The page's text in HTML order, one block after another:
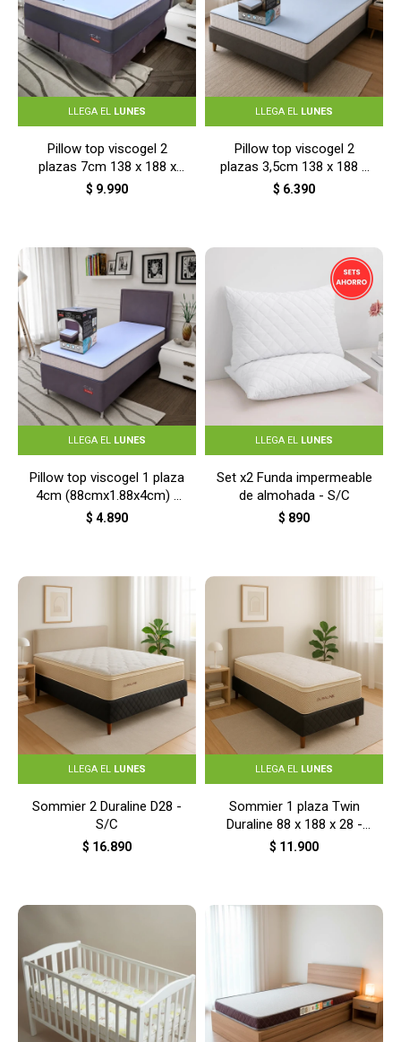
LLEGA EL LUNES
Pillow top viscogel 2
plazas 7cm 138 x 188 x
7cm - GRIS
$ 9.990
LLEGA EL LUNES
Pillow top viscogel 2
plazas 3,5cm 138 x 188 x
3,5cm - GRIS
$ 6.390
LLEGA EL LUNES
Pillow top viscogel 1 plaza
4cm (88cmx1.88x4cm) -
GRIS
$ 4.890
LLEGA EL LUNES
Set x2 Funda impermeable
de almohada - S/C
$ 890
LLEGA EL LUNES
Sommier 2 Duraline D28 -
S/C
$ 16.890
LLEGA EL LUNES
Sommier 1 plaza Twin
Duraline 88 x 188 x 28 -
S/C
$ 11.900